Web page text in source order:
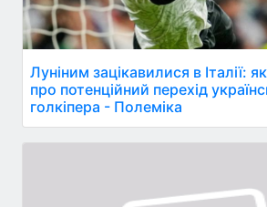
Луніним зацікавилися в Італії:
про потенційний перехід
голкіпера - Полеміка